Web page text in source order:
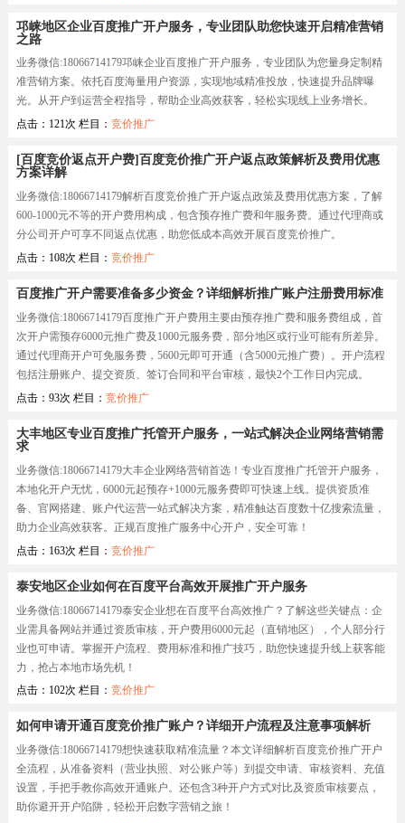
邛崃地区企业百度推广开户服务，专业团队助您快速开启精准营销
之路
业务微信:18066714179邛崃企业百度推广开户服务，专业团队为您量身定制精
准营销方案。依托百度海量用户资源，实现地域精准投放，快速提升品牌曝
光。从开户到运营全程指导，帮助企业高效获客，轻松实现线上业务增长。
点击：121次 栏目： 竞价推广
[百度竞价返点开户费]百度竞价推广开户返点政策解析及费用优惠
方案详解
业务微信:18066714179解析百度竞价推广开户返点政策及费用优惠方案，了解
600-1000元不等的开户费用构成，包含预存推广费和年服务费。通过代理商或
分公司开户可享不同返点优惠，助您低成本高效开展百度竞价推广。
点击：108次 栏目： 竞价推广
百度推广开户需要准备多少资金？详细解析推广账户注册费用标准
业务微信:18066714179百度推广开户费用主要由预存推广费和服务费组成，首
次开户需预存6000元推广费及1000元服务费，部分地区或行业可能有所差异。
通过代理商开户可免服务费，5600元即可开通（含5000元推广费）。开户流程
包括注册账户、提交资质、签订合同和平台审核，最快2个工作日内完成。
点击：93次 栏目： 竞价推广
大丰地区专业百度推广托管开户服务，一站式解决企业网络营销需
求
业务微信:18066714179大丰企业网络营销首选！专业百度推广托管开户服务，
本地化开户无忧，6000元起预存+1000元服务费即可快速上线。提供资质准
备、官网搭建、账户代运营一站式解决方案，精准触达百度数十亿搜索流量，
助力企业高效获客。正规百度推广服务中心开户，安全可靠！
点击：163次 栏目： 竞价推广
泰安地区企业如何在百度平台高效开展推广开户服务
业务微信:18066714179泰安企业想在百度平台高效推广？了解这些关键点：企
业需具备网站并通过资质审核，开户费用6000元起（直销地区），个人部分行
业也可申请。掌握开户流程、费用标准和推广技巧，助您快速提升线上获客能
力，抢占本地市场先机！
点击：102次 栏目： 竞价推广
如何申请开通百度竞价推广账户？详细开户流程及注意事项解析
业务微信:18066714179想快速获取精准流量？本文详细解析百度竞价推广开户
全流程，从准备资料（营业执照、对公账户等）到提交申请、审核资料、充值
设置，手把手教你高效开通账户。还包含3种开户方式对比及资质审核要点，
助你避开开户陷阱，轻松开启数字营销之旅！